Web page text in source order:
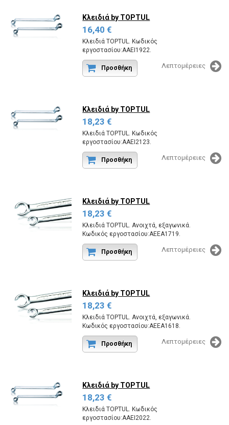
Κλειδιά by TOPTUL
16,40 €
Κλειδιά TOPTUL. Κωδικός
εργοστασίου:AAEI1922.
Προσθήκη Λεπτομέρειες
Κλειδιά by TOPTUL
18,23 €
Κλειδιά TOPTUL. Κωδικός
εργοστασίου:AAEI2123.
Προσθήκη Λεπτομέρειες
Κλειδιά by TOPTUL
18,23 €
Κλειδιά TOPTUL. Ανοιχτά, εξαγωνικά.
Κωδικός εργοστασίου:AEEA1719.
Προσθήκη Λεπτομέρειες
Κλειδιά by TOPTUL
18,23 €
Κλειδιά TOPTUL. Ανοιχτά, εξαγωνικά.
Κωδικός εργοστασίου:AEEA1618.
Προσθήκη Λεπτομέρειες
Κλειδιά by TOPTUL
18,23 €
Κλειδιά TOPTUL. Κωδικός
εργοστασίου:AAEI2022.